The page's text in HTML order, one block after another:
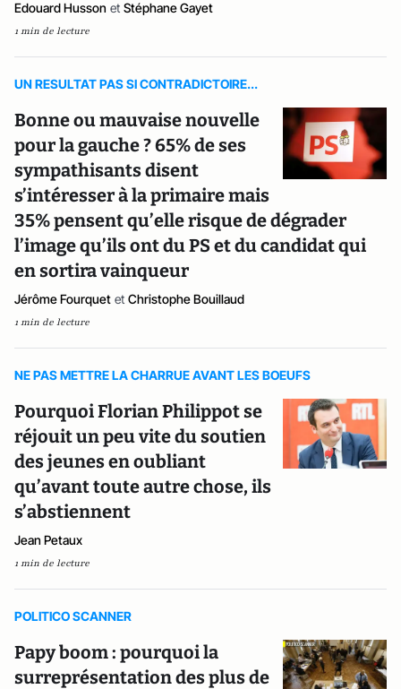
Edouard Husson et Stéphane Gayet
1 min de lecture
UN RESULTAT PAS SI CONTRADICTOIRE...
Bonne ou mauvaise nouvelle
pour la gauche ? 65% de ses
sympathisants disent
s’intéresser à la primaire mais
35% pensent qu’elle risque de dégrader
l’image qu’ils ont du PS et du candidat qui
en sortira vainqueur
Jérôme Fourquet et Christophe Bouillaud
1 min de lecture
NE PAS METTRE LA CHARRUE AVANT LES BOEUFS
Pourquoi Florian Philippot se
réjouit un peu vite du soutien
des jeunes en oubliant
qu’avant toute autre chose, ils
s’abstiennent
Jean Petaux
1 min de lecture
POLITICO SCANNER
Papy boom : pourquoi la
surreprésentation des plus de